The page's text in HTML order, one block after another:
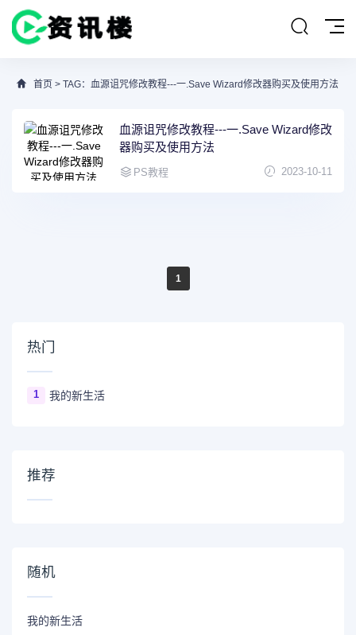
首页 > TAG：血源诅咒修改教程---一.Save Wizard修改器购买及使用方法
血源诅咒修改教程---一.Save Wizard修改
器购买及使用方法
PS教程 2023-10-11
1
热门
1 我的新生活
推荐
随机
我的新生活